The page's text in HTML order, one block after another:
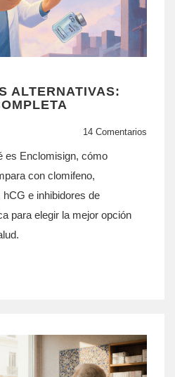
ALTERNATIVAS:
14 Comentarios
es Enclomisign, cómo
con clomifeno,
e inhibidores de
para elegir la mejor opción